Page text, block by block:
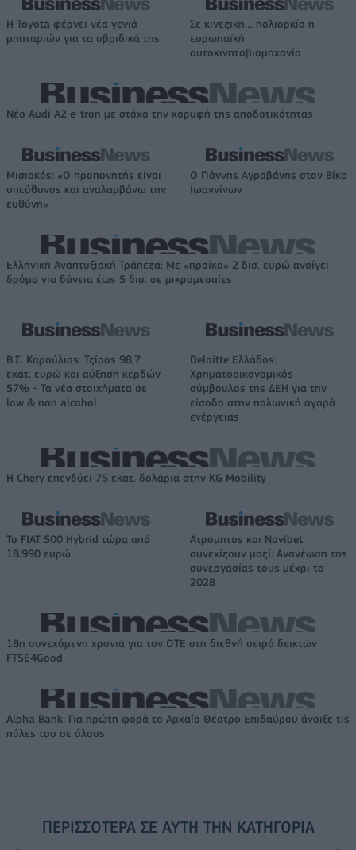
Η Toyota φέρνει νέα γενιά
μπαταριών για τα υβριδικά της
Σε κινεζική… πολιορκία η
ευρωπαϊκή
αυτοκινητοβιομηχανία
Νέο Audi A2 e-tron με στόχο την κορυφή της αποδοτικότητας
Μισιακός: «Ο προπονητής είναι
υπεύθυνος και αναλαμβάνω την
ευθύνη»
Ο Γιάννης Αγραβάνης στον Βίκο
Ιωαννίνων
Ελληνική Αναπτυξιακή Τράπεζα: Με «προίκα» 2 δισ. ευρώ ανοίγει
δρόμο για δάνεια έως 5 δισ. σε μικρομεσαίες
Β.Σ. Καρούλιας: Τζίρος 98,7
εκατ. ευρώ και αύξηση κερδών
57% - Τα νέα στοιχήματα σε
low & non alcohol
Deloitte Ελλάδος:
Χρηματοοικονομικός
σύμβουλος της ΔΕΗ για την
είσοδο στην πολωνική αγορά
ενέργειας
Η Chery επενδύει 75 εκατ. δολάρια στην KG Mobility
Το FIAT 500 Hybrid τώρα από
18.990 ευρώ
Ατρόμητος και Novibet
συνεχίζουν μαζί: Ανανέωση της
συνεργασίας τους μέχρι το
2028
18η συνεχόμενη χρονιά για τον ΟΤΕ στη διεθνή σειρά δεικτών
FTSE4Good
Alpha Bank: Για πρώτη φορά το Αρχαίο Θέατρο Επιδαύρου άνοιξε τις
πύλες του σε όλους
ΠΕΡΙΣΣΌΤΕΡΑ ΣΕ ΑΥΤΉ ΤΗΝ ΚΑΤΗΓΟΡΊΑ